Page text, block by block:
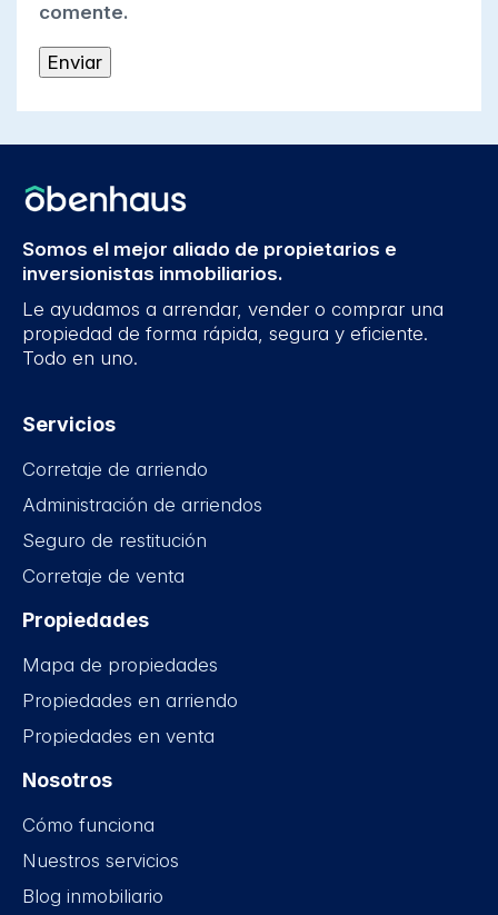
comente.
Somos el mejor aliado de propietarios e
inversionistas inmobiliarios.
Le ayudamos a arrendar, vender o comprar una
propiedad de forma rápida, segura y eficiente.
Todo en uno.
Servicios
Corretaje de arriendo
Administración de arriendos
Seguro de restitución
Corretaje de venta
Propiedades
Mapa de propiedades
Propiedades en arriendo
Propiedades en venta
Nosotros
Cómo funciona
Nuestros servicios
Blog inmobiliario